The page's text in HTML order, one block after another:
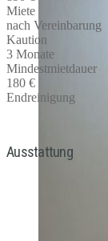
Miete
nach Vereinbarung
Kaution
3 Monate
Mindestmietdauer
180 €
Endreinigung
Ausstattung